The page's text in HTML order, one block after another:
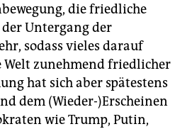
die friedliche
Untergang der
sodass vieles darauf
Welt zunehmend friedlicher
hat sich aber spätestens
dem (Wieder-)Erscheinen
wie Trump, Putin,